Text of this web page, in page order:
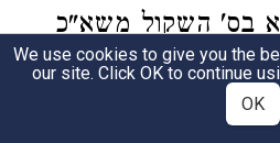
בס' השקול משא"כ
לאו שמי' ספק
פשוט בכ"מ:
We use cookies to give you the
our site. Click OK to continue
OK